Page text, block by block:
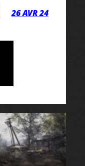
26 AVR 24